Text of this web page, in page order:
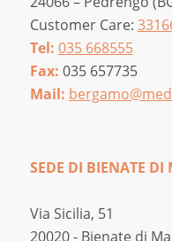
Customer Care:
Tel: 035 668555
Fax: 035 657735
Mail:
SEDE DI BIENATE DI
Via Sicilia, 51
20020 - Bienate di